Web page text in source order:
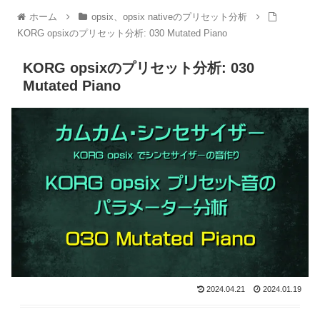
ホーム
opsix、opsix nativeのプリセット分析
KORG opsixのプリセット分析: 030 Mutated Piano
KORG opsixのプリセット分析: 030
Mutated Piano
2024.04.21 2024.01.19